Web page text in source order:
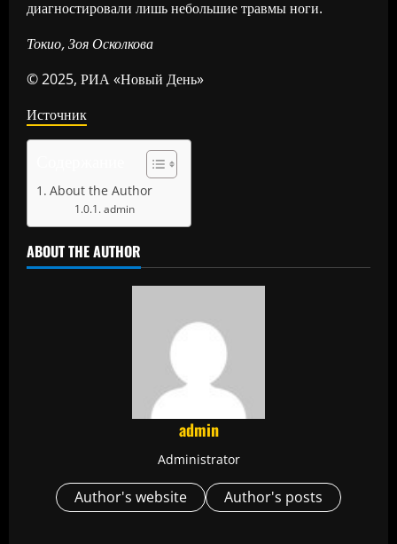
диагностировали лишь небольшие травмы ноги.
Токио, Зоя Осколкова
© 2025, РИА «Новый День»
Источник
About the Author
admin
ABOUT THE AUTHOR
admin
Administrator
Author's website Author's posts